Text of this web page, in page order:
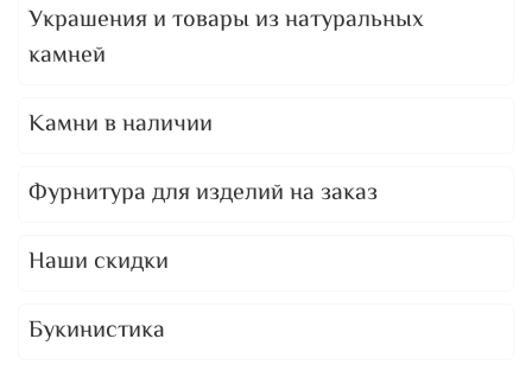
Украшения и товары из натуральных
камней
Камни в наличии
Фурнитура для изделий на заказ
Наши скидки
Букинистика